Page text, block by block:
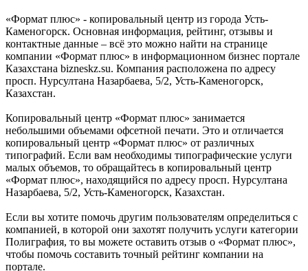
«Формат плюс» - копировальный центр из города Усть-
Каменогорск. Основная информация, рейтинг, отзывы и
контактные данные – всё это можно найти на странице
компании «Формат плюс» в информационном бизнес портале
Казахстана bizneskz.su. Компания расположена по адресу
просп. Нурсултана Назарбаева, 5/2, Усть-Каменогорск,
Казахстан.
Копировальный центр «Формат плюс» занимается
небольшими объемами офсетной печати. Это и отличается
копировальный центр «Формат плюс» от различных
типографий. Если вам необходимы типографические услуги
малых объемов, то обращайтесь в копировальный центр
«Формат плюс», находящийся по адресу просп. Нурсултана
Назарбаева, 5/2, Усть-Каменогорск, Казахстан.
Если вы хотите помочь другим пользователям определиться с
компанией, в которой они захотят получить услуги категории
Полиграфия, то вы можете оставить отзыв о «Формат плюс»,
чтобы помочь составить точный рейтинг компании на
портале.